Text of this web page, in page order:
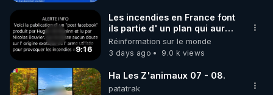
9:16
Les incendies en France font
ils partie d' un plan qui aurait
débuté le 11 septembre 2001
?
Réinformation sur le monde
3 days ago
9.0 k views
Ha Les Z'animaux 07 - 08.
patatrak